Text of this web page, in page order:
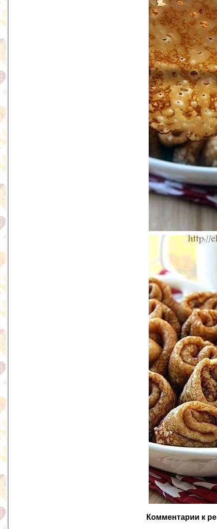
Комментарии к